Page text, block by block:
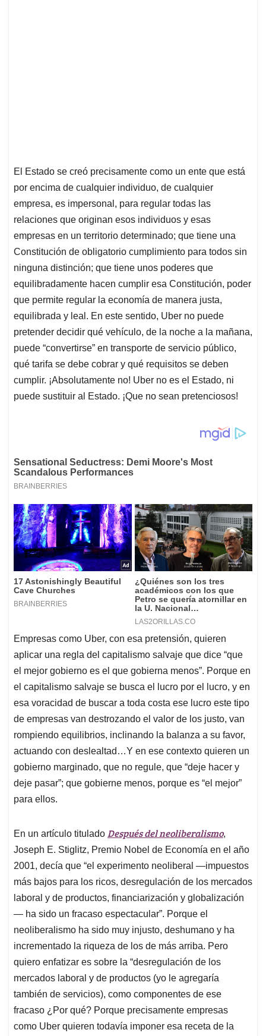
El Estado se creó precisamente como un ente que está
por encima de cualquier individuo, de cualquier
empresa, es impersonal, para regular todas las
relaciones que originan esos individuos y esas
empresas en un territorio determinado; que tiene una
Constitución de obligatorio cumplimiento para todos sin
ninguna distinción; que tiene unos poderes que
equilibradamente hacen cumplir esa Constitución, poder
que permite regular la economía de manera justa,
equilibrada y leal. En este sentido, Uber no puede
pretender decidir qué vehículo, de la noche a la mañana,
puede “convertirse” en transporte de servicio público,
qué tarifa se debe cobrar y qué requisitos se deben
cumplir. ¡Absolutamente no! Uber no es el Estado, ni
puede sustituir al Estado. ¡Que no sean pretenciosos!
Empresas como Uber, con esa pretensión, quieren
aplicar una regla del capitalismo salvaje que dice “que
el mejor gobierno es el que gobierna menos”. Porque en
el capitalismo salvaje se busca el lucro por el lucro, y en
esa voracidad de buscar a toda costa ese lucro este tipo
de empresas van destrozando el valor de los justo, van
rompiendo equilibrios, inclinando la balanza a su favor,
actuando con deslealtad…Y en ese contexto quieren un
gobierno marginado, que no regule, que “deje hacer y
deje pasar”; que gobierne menos, porque es “el mejor”
para ellos.
En un artículo titulado Después del neoliberalismo,
Joseph E. Stiglitz, Premio Nobel de Economía en el año
2001, decía que “el experimento neoliberal —impuestos
más bajos para los ricos, desregulación de los mercados
laboral y de productos, financiarización y globalización
— ha sido un fracaso espectacular”. Porque el
neoliberalismo ha sido muy injusto, deshumano y ha
incrementado la riqueza de los de más arriba. Pero
quiero enfatizar es sobre la “desregulación de los
mercados laboral y de productos (yo le agregaría
también de servicios), como componentes de ese
fracaso ¿Por qué? Porque precisamente empresas
como Uber quieren todavía imponer esa receta de la